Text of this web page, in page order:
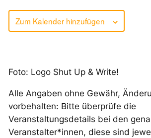
Zum Kalender hinzufügen
Foto: Logo Shut Up & Write!
Alle Angaben ohne Gewähr,
vorbehalten: Bitte überprüfe die
Veranstaltungsdetails bei den
Veranstalter*innen, diese sind